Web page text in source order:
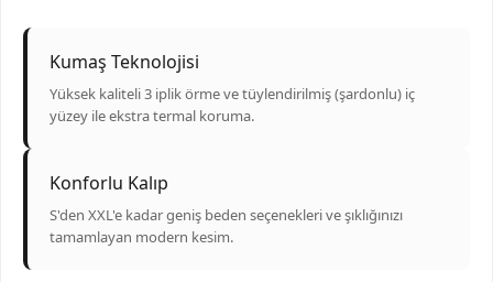
Kumaş Teknolojisi
Yüksek kaliteli 3 iplik örme ve tüylendirilmiş (şardonlu) iç
yüzey ile ekstra termal koruma.
Konforlu Kalıp
S'den XXL'e kadar geniş beden seçenekleri ve şıklığınızı
tamamlayan modern kesim.